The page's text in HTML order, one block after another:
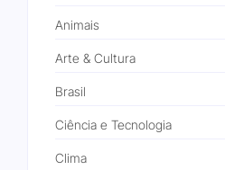
Animais
Arte & Cultura
Brasil
Ciência e Tecnologia
Clima